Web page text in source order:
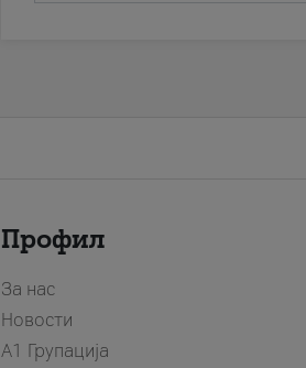
Профил
За нас
Новости
А1 Групација